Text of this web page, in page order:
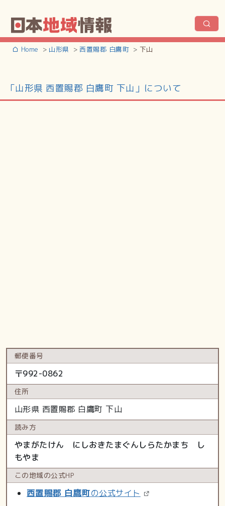
Home 山形県 西置賜郡 白鷹町 下山
「山形県 西置賜郡 白鷹町 下山」について
郵便番号
〒992-0862
住所
山形県 西置賜郡 白鷹町 下山
読み方
やまがたけん にしおきたまぐんしらたかまち し
もやま
この地域の公式HP
西置賜郡 白鷹町の公式サイト